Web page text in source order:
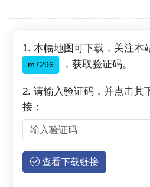
1. 本幅地图可下载，关注本
m7296 ，获取验证码。
2. 请输入验证码，并点击其
接：
查看下载链接